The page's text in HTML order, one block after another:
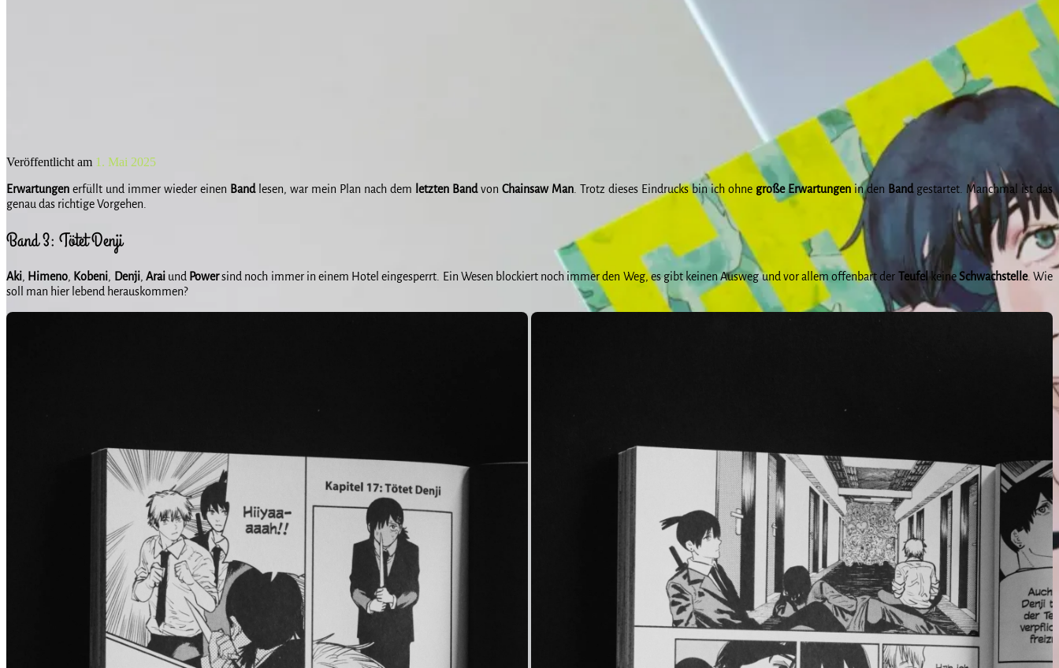
Veröffentlicht am 1. Mai 2025
Erwartungen erfüllt und immer wieder einen Bandlesen, war mein Plan nach dem letzten Bandvon Chainsaw Man . Trotz dieses Eindrucks bin ich ohne große Erwartungenin den Bandgestartet. Manchmal ist das
genau das richtige Vorgehen.
Band 3: Tötet Denji
Aki, Himeno, Kobeni, Denji, Araiund Powersind noch immer in einem Hotel eingesperrt. Ein Wesen blockiert noch immer den Weg, es gibt keinen Ausweg und vor allem offenbart der TeufelkeineSchwachstelle. Wie
soll man hier lebend herauskommen?